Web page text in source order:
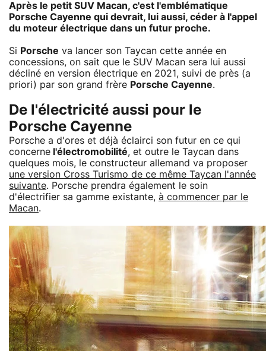
Après le petit SUV Macan, c'est l'emblématique
Porsche Cayenne qui devrait, lui aussi, céder à l'appel
du moteur électrique dans un futur proche.
Si Porsche va lancer son Taycan cette année en
concessions, on sait que le SUV Macan sera lui aussi
décliné en version électrique en 2021, suivi de près (a
priori) par son grand frère Porsche Cayenne.
De l'électricité aussi pour le
Porsche Cayenne
Porsche a d'ores et déjà éclairci son futur en ce qui
concerne l'électromobilité, et outre le Taycan dans
quelques mois, le constructeur allemand va proposer
une version Cross Turismo de ce même Taycan l'année
suivante. Porsche prendra également le soin
d'électrifier sa gamme existante, à commencer par le
Macan.